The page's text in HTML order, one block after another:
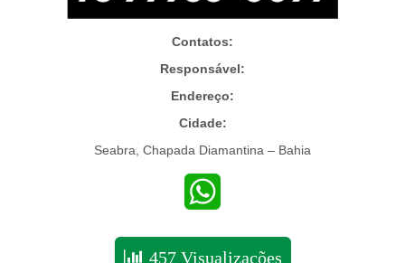
Contatos:
Responsável:
Endereço:
Cidade:
Seabra, Chapada Diamantina – Bahia
457 Visualizações